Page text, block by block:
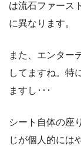
は流石ファース
に異なります。
また、エンター
してますね。特
ますし･･･
シート自体の座
じが個人的には